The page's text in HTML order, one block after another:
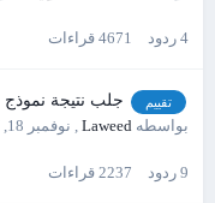
4 ردود 4671 قراءات
تقييم
جلب نتيجة
بواسطه Laweed
, نوفمبر 18, 2017
9 ردود 2237 قراءات